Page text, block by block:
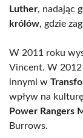
Luther, nadając
królów, gdzie
W 2011 roku
Vincent. W 2012
innymi w
wpływ na
Power Rangers
Burrows.